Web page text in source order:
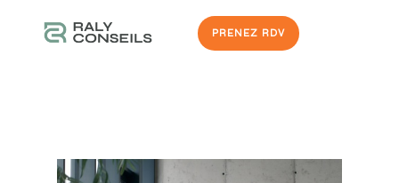
PRENEZ RDV